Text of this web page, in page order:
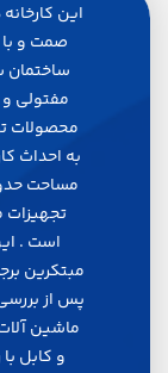
صمت و
ساختمان
مفتولي و
محصولات
به احداث
مساحت
است .
مبتكرين
پس از
ماشين
و كابل